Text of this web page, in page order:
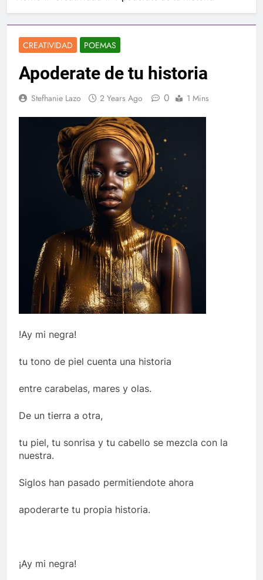
CREATIVIDAD POEMAS
Apoderate de tu historia
Stefhanie Lazo 2 Years Ago 0 1 Mins
!Ay mi negra!
tu tono de piel cuenta una historia
entre carabelas, mares y olas.
De un tierra a otra,
tu piel, tu sonrisa y tu cabello se mezcla con la
nuestra.
Siglos han pasado permitiendote ahora
apoderarte tu propia historia.
¡Ay mi negra!